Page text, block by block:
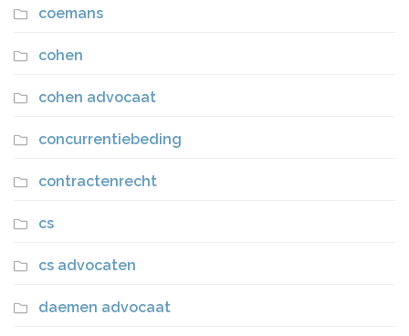
coemans
cohen
cohen advocaat
concurrentiebeding
contractenrecht
cs
cs advocaten
daemen advocaat